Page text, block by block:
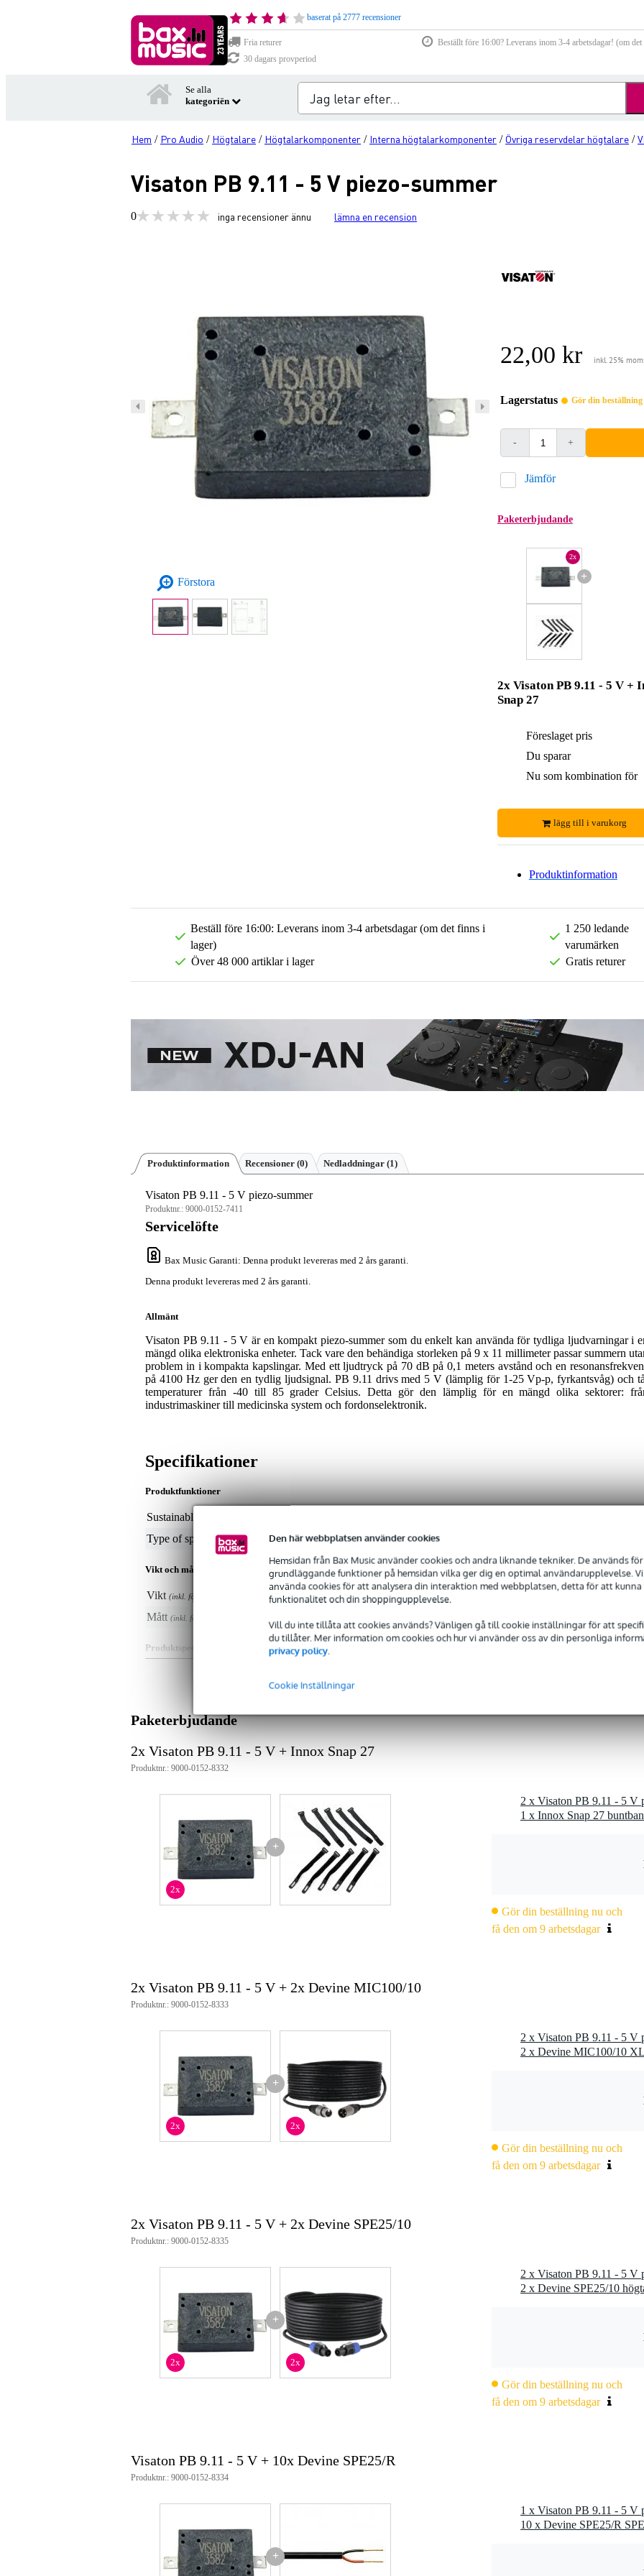
Den här webbplatsen använder cookies
Hemsidan från Bax Music använder cookies och andra liknande tekniker. De används
grundläggande funktioner på hemsidan vilka ger dig en optimal användarupplevelse.
använda cookies för att analysera din interaktion med webbplatsen, detta för att
funktionalitet och din shoppingupplevelse.
Vill du inte tillåta att cookies används? Vänligen gå till cookie inställningar för att
du tillåter. Mer information om cookies och hur vi använder oss av din personliga
privacy policy.
Cookie Inställningar
baserat på 2777 recensioner
Fria returer
Beställt före 16:00? Leverans inom 3-4 arbetsdagar! (om
30 dagars provperiod
Se alla
kategoriën
Hem / Pro Audio / Högtalare / Högtalarkomponenter / Interna högtalarkomponenter / Övriga reservdelar högtalare /
Visaton PB 9.11 - 5 V piezo-summer
0 inga recensioner ännu lämna en recension
Förstora
22,00 kr inkl. 25%
Lagerstatus Gör din
- +
Jämför
Paketerbjudande
+
2x
2x Visaton PB 9.11 - 5 V +
Snap 27
Föreslaget pris
Du sparar
Nu som kombination för
lägg till i varukorg
Produktinformation
Beställ före 16:00: Leverans inom 3-4 arbetsdagar (om det finns i
lager)
Över 48 000 artiklar i lager
1 250 ledande
varumärken
Gratis returer
Produktinformation Recensioner (0) Nedladdningar (1)
Visaton PB 9.11 - 5 V piezo-summer
Produktnr.: 9000-0152-7411
Servicelöfte
Bax Music Garanti: Denna produkt levereras med 2 års garanti.
Denna produkt levereras med 2 års garanti.
Allmänt
Visaton PB 9.11 - 5 V är en kompakt piezo-summer som du enkelt kan använda för tydliga ljudvarningar i
mängd olika elektroniska enheter. Tack vare den behändiga storleken på 9 x 11 millimeter passar summern
problem in i kompakta kapslingar. Med ett ljudtryck på 70 dB på 0,1 meters avstånd och en
på 4100 Hz ger den en tydlig ljudsignal. PB 9.11 drivs med 5 V (lämplig för 1-25 Vp-p, fyrkantsvåg) och
temperaturer från -40 till 85 grader Celsius. Detta gör den lämplig för en mängd olika sektorer:
industrimaskiner till medicinska system och fordonselektronik.
Specifikationer
Produktfunktioner
Sustainable product
Type of speaker part
electronic component
Vikt och mått inkluderar förpackning
Vikt (inkl. förpackning)
50 gr
Mått (inkl. förpackning)
Produktspecifikationer
mått_mm: 9 x 11 mm
vikt_kg: 0,0002 kg
anslutningar: lödfogar
optimal temperatur: -40 - 85 °C
Paketerbjudande
2x Visaton PB 9.11 - 5 V + Innox Snap 27
Produktnr.: 9000-0152-8332
+
2x
2 x Visaton PB 9.11 - 5 V
1 x Innox Snap 27
Gör din beställning nu och
få den om 9 arbetsdagar
2x Visaton PB 9.11 - 5 V + 2x Devine MIC100/10
Produktnr.: 9000-0152-8333
+
2x 2x
2 x Visaton PB 9.11 - 5 V
Gör din beställning nu och
få den om 9 arbetsdagar
2x Visaton PB 9.11 - 5 V + 2x Devine SPE25/10
Produktnr.: 9000-0152-8335
+
2x 2x
2 x Visaton PB 9.11 - 5 V
Gör din beställning nu och
få den om 9 arbetsdagar
Visaton PB 9.11 - 5 V + 10x Devine SPE25/R
Produktnr.: 9000-0152-8334
+
1 x Visaton PB 9.11 - 5 V